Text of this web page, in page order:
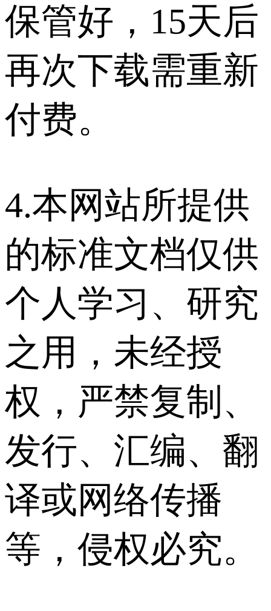
保管好，15天后
再次下载需重新
付费。
4.本网站所提供
的标准文档仅供
个人学习、研究
之用，未经授
权，严禁复制、
发行、汇编、翻
译或网络传播
等，侵权必究。